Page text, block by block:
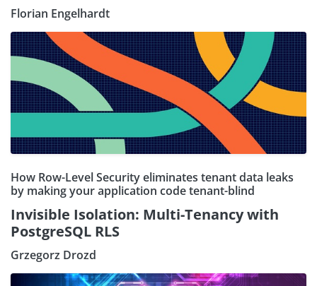
Florian Engelhardt
How Row-Level Security eliminates tenant data leaks
by making your application code tenant-blind
Invisible Isolation: Multi-Tenancy with
PostgreSQL RLS
Grzegorz Drozd